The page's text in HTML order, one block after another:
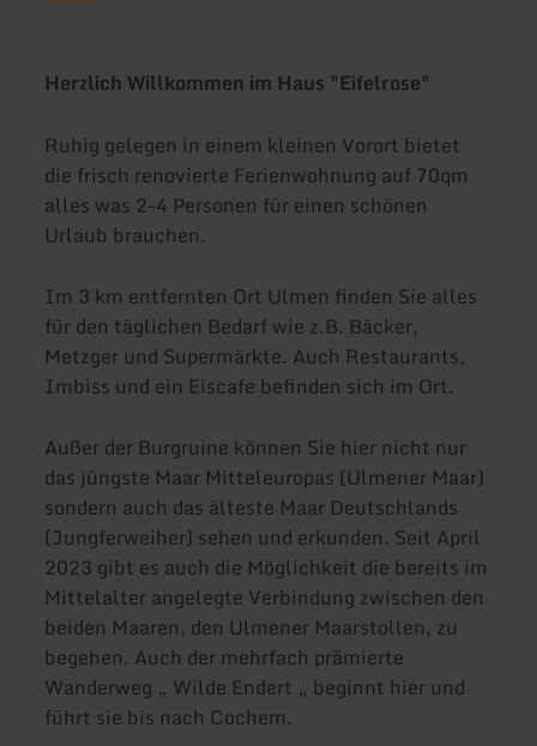
Herzlich Willkommen im Haus "Eifelrose"
Ruhig gelegen in einem kleinen Vorort bietet
die frisch renovierte Ferienwohnung auf 70qm
alles was 2-4 Personen für einen schönen
Urlaub brauchen.
Im 3 km entfernten Ort Ulmen finden Sie alles
für den täglichen Bedarf wie z.B. Bäcker,
Metzger und Supermärkte. Auch Restaurants,
Imbiss und ein Eiscafe befinden sich im Ort.
Außer der Burgruine können Sie hier nicht nur
das jüngste Maar Mitteleuropas (Ulmener Maar)
sondern auch das älteste Maar Deutschlands
(Jungferweiher) sehen und erkunden. Seit April
2023 gibt es auch die Möglichkeit die bereits im
Mittelalter angelegte Verbindung zwischen den
beiden Maaren, den Ulmener Maarstollen, zu
begehen. Auch der mehrfach prämierte
Wanderweg „ Wilde Endert „ beginnt hier und
führt sie bis nach Cochem.